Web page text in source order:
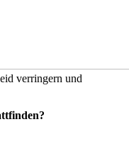
verringern und